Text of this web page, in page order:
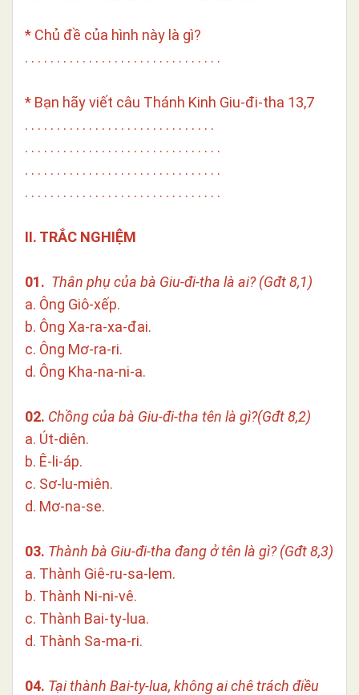
* Chủ đề của hình này là gì?
. . . . . . . . . . . . . . . . . . . . . . . . . . . . . . .
* Bạn hãy viết câu Thánh Kinh Giu-đi-tha 13,7
. . . . . . . . . . . . . . . . . . . . . . . . . . . . . .
. . . . . . . . . . . . . . . . . . . . . . . . . . . . . . .
. . . . . . . . . . . . . . . . . . . . . . . . . . . . . . .
. . . . . . . . . . . . . . . . . . . . . . . . . . . . . . .
II. TRẮC NGHIỆM
01. Thân phụ của bà Giu-đi-tha là ai? (Gđt 8,1)
a. Ông Giô-xếp.
b. Ông Xa-ra-xa-đai.
c. Ông Mơ-ra-ri.
d. Ông Kha-na-ni-a.
02. Chồng của bà Giu-đi-tha tên là gì?(Gđt 8,2)
a. Út-diên.
b. Ê-li-áp.
c. Sơ-lu-miên.
d. Mơ-na-se.
03. Thành bà Giu-đi-tha đang ở tên là gì? (Gđt 8,3)
a. Thành Giê-ru-sa-lem.
b. Thành Ni-ni-vê.
c. Thành Bai-ty-lua.
d. Thành Sa-ma-ri.
04. Tại thành Bai-ty-lua, không ai chê trách điều